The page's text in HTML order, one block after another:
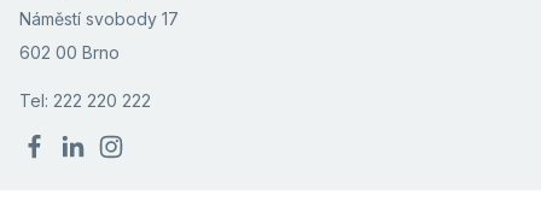
Náměstí svobody 17
602 00 Brno
Tel: 222 220 222